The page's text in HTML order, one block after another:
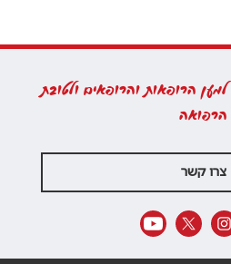
למען הרופאות והרופאים ולטובת
הרפואה
צרו קשר